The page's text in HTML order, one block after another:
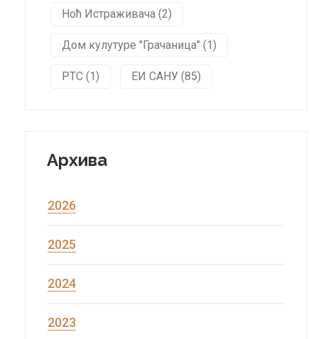
Ноћ Истраживача (2)
Дом кулутуре "Грачаница" (1)
РТС (1) ЕИ САНУ (85)
Архива
2026
2025
2024
2023